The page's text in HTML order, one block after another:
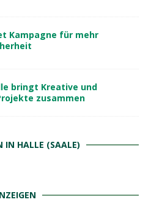
Kampagne für mehr
bringt Kreative und
zusammen
IN HALLE (SAALE)